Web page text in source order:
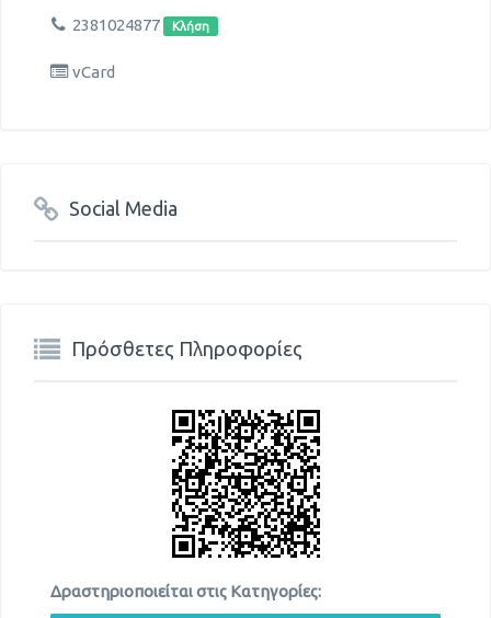
2381024877 Κλήση
vCard
Social Media
Πρόσθετες Πληροφορίες
Δραστηριοποιείται στις Κατηγορίες: